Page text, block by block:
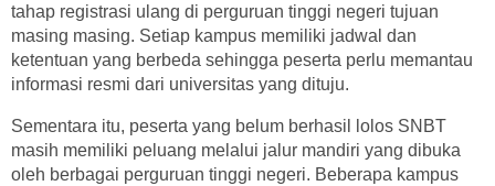
tahap registrasi ulang di perguruan tinggi negeri tujuan
masing masing. Setiap kampus memiliki jadwal dan
ketentuan yang berbeda sehingga peserta perlu memantau
informasi resmi dari universitas yang dituju.
Sementara itu, peserta yang belum berhasil lolos SNBT
masih memiliki peluang melalui jalur mandiri yang dibuka
oleh berbagai perguruan tinggi negeri. Beberapa kampus